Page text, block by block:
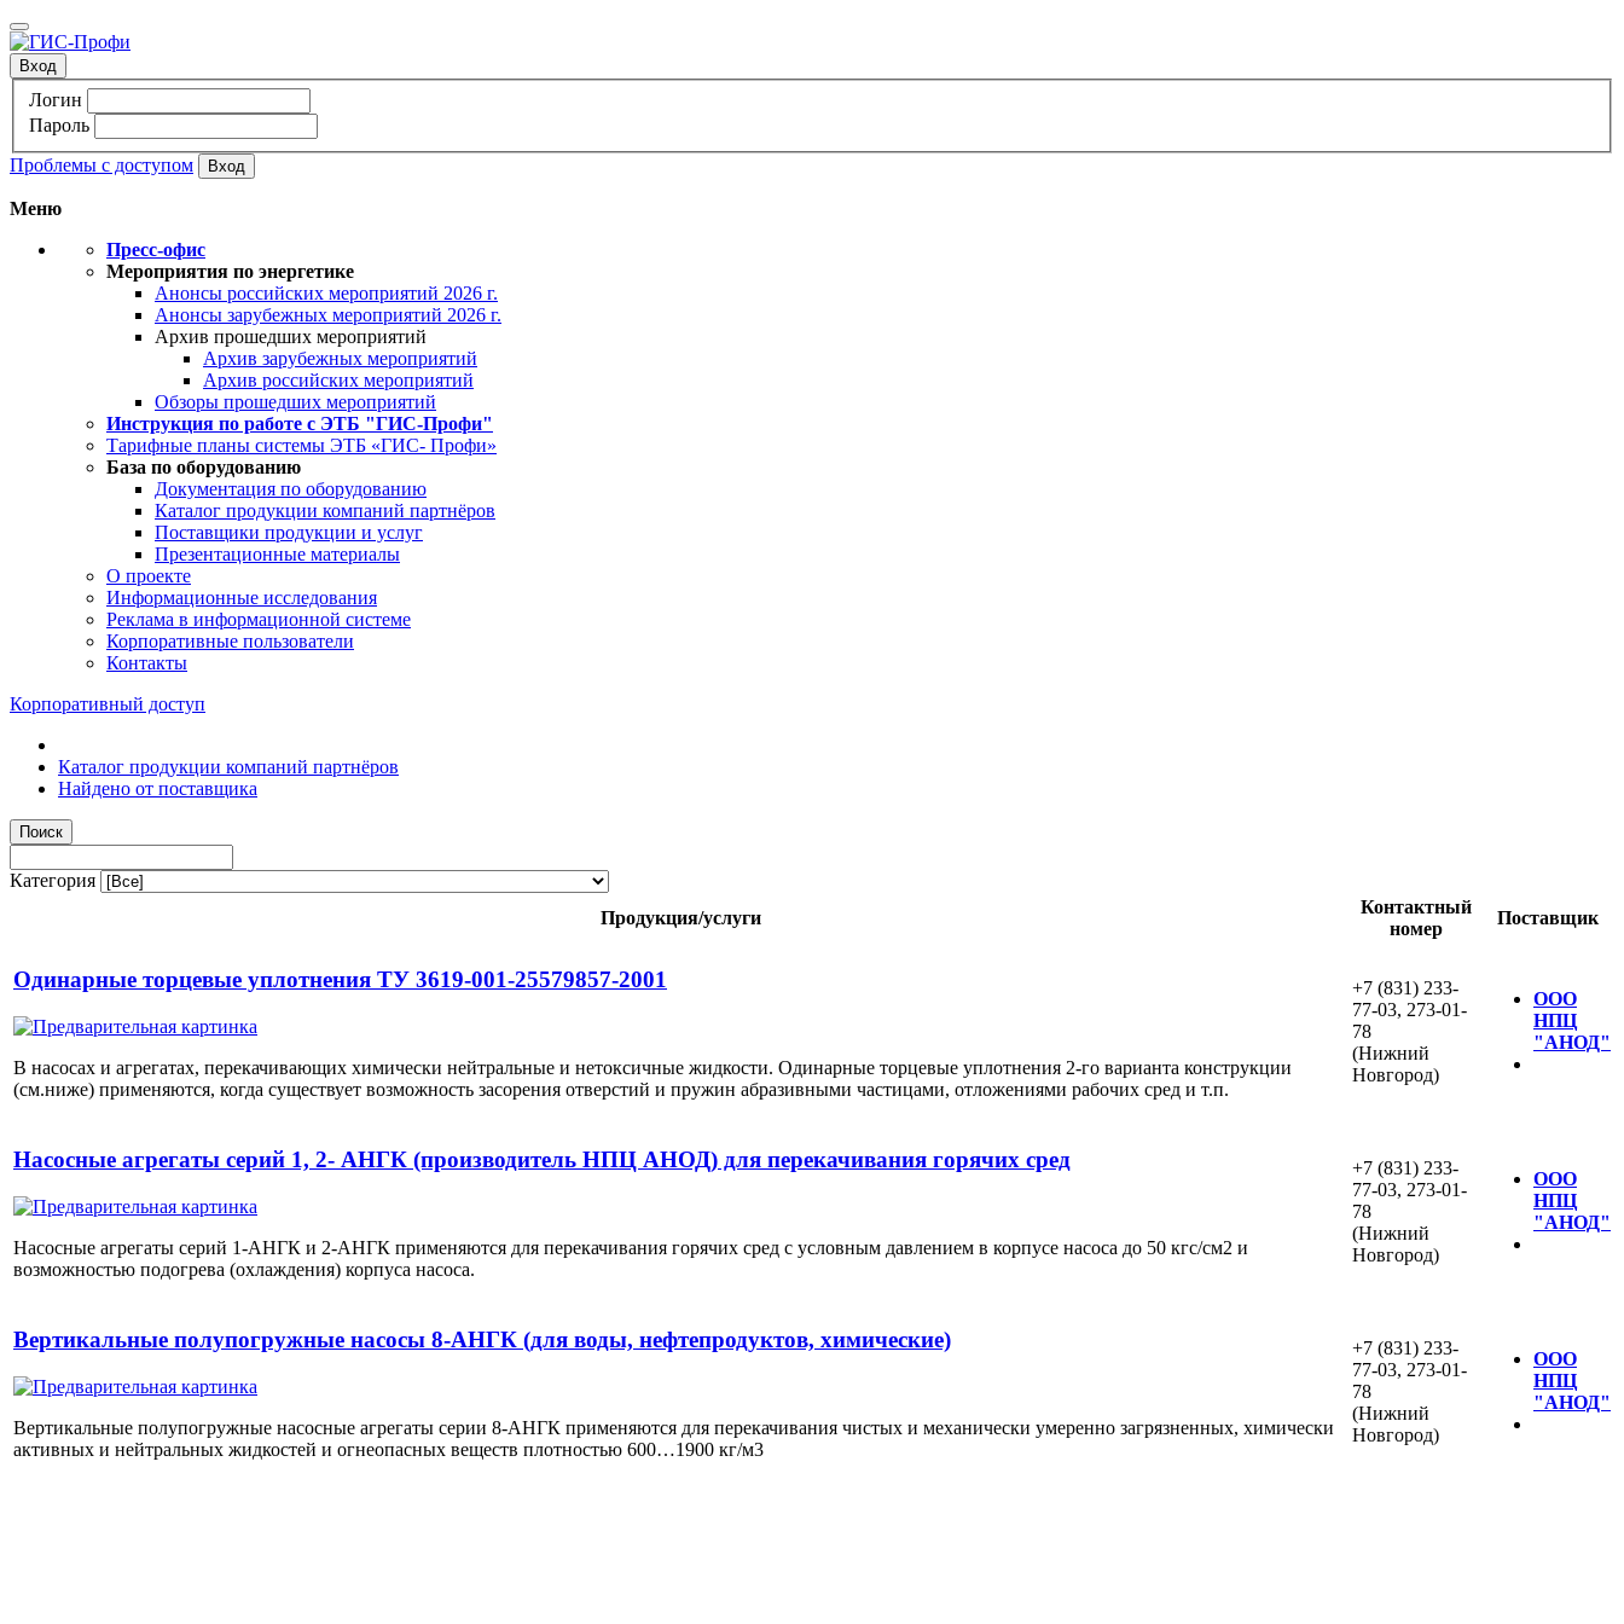
Вход
Логин
Пароль
Проблемы с доступом
Меню
Пресс-офис
Мероприятия по энергетике
Анонсы российских мероприятий 2026 г.
Анонсы зарубежных мероприятий 2026 г.
Архив прошедших мероприятий
Архив зарубежных мероприятий
Архив российских мероприятий
Обзоры прошедших мероприятий
Инструкция по работе с ЭТБ "ГИС-Профи"
Тарифные планы системы ЭТБ «ГИС- Профи»
База по оборудованию
Документация по оборудованию
Каталог продукции компаний партнёров
Поставщики продукции и услуг
Презентационные материалы
О проекте
Информационные исследования
Реклама в информационной системе
Корпоративные пользователи
Контакты
Корпоративный доступ
Каталог продукции компаний партнёров
Найдено от поставщика
Категория
Продукция/услуги
Контактный
номер
Поставщик
Одинарные торцевые уплотнения ТУ 3619-001-25579857-2001
В насосах и агрегатах, перекачивающих химически нейтральные и нетоксичные жидкости. Одинарные торцевые уплотнения 2-го варианта конструкции
(см.ниже) применяются, когда существует возможность засорения отверстий и пружин абразивными частицами, отложениями рабочих сред и т.п.
+7 (831) 233-
77-03, 273-01-
78
(Нижний
Новгород)
ООО
НПЦ
"АНОД"
Насосные агрегаты серий 1, 2- АНГК (производитель НПЦ АНОД) для перекачивания горячих сред
Насосные агрегаты серий 1-АНГК и 2-АНГК применяются для перекачивания горячих сред с условным давлением в корпусе насоса до 50 кгс/см2 и
возможностью подогрева (охлаждения) корпуса насоса.
+7 (831) 233-
77-03, 273-01-
78
(Нижний
Новгород)
ООО
НПЦ
"АНОД"
Вертикальные полупогружные насосы 8-АНГК (для воды, нефтепродуктов, химические)
Вертикальные полупогружные насосные агрегаты серии 8-АНГК применяются для перекачивания чистых и механически умеренно загрязненных, химически
активных и нейтральных жидкостей и огнеопасных веществ плотностью 600…1900 кг/м3
+7 (831) 233-
77-03, 273-01-
78
(Нижний
Новгород)
ООО
НПЦ
"АНОД"